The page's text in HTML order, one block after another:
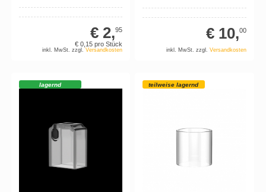
€ 2,95
€ 0,15 pro Stück
inkl. MwSt. zzgl.Versandkosten
€ 10,00
inkl. MwSt. zzgl. Versandkosten
lagernd teilweise lagernd